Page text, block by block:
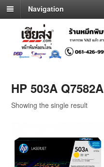
Navigation
HP 503A Q7582A
Showing the single result